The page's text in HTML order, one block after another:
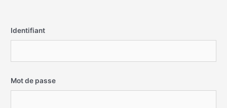
Identifiant
Mot de passe